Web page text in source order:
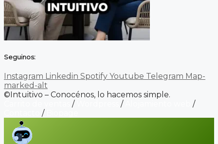
Seguinos:
Instagram Linkedin Spotify Youtube Telegram Map-
marked-alt
©Intuitivo – Conocénos, lo hacemos simple.
/ /
/
/